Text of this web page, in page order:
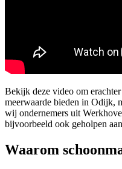
Bekijk deze video om
meerwaarde bieden in Odijk,
wij ondernemers uit
bijvoorbeeld ook geholpen
Waarom